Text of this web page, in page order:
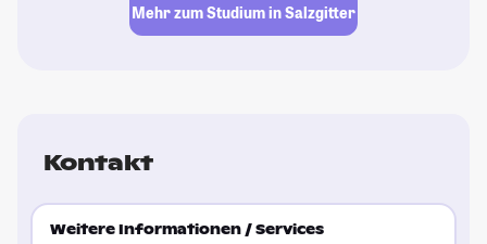
Mehr zum Studium in Salzgitter
Kontakt
Weitere Informationen / Services